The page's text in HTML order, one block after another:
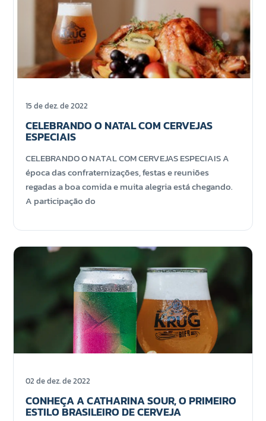
15 de dez. de 2022
CELEBRANDO O NATAL COM CERVEJAS
ESPECIAIS
CELEBRANDO O NATAL COM CERVEJAS ESPECIAIS A
época das confraternizações, festas e reuniões
regadas a boa comida e muita alegria está chegando.
A participação do
02 de dez. de 2022
CONHEÇA A CATHARINA SOUR, O PRIMEIRO
ESTILO BRASILEIRO DE CERVEJA